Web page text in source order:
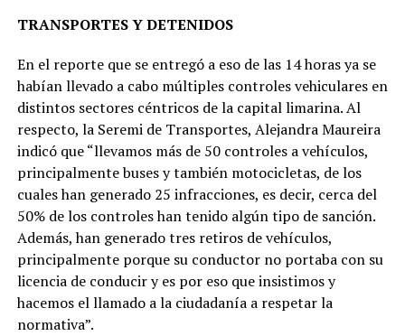
TRANSPORTES Y DETENIDOS
En el reporte que se entregó a eso de las 14 horas ya se
habían llevado a cabo múltiples controles vehiculares en
distintos sectores céntricos de la capital limarina. Al
respecto, la Seremi de Transportes, Alejandra Maureira
indicó que “llevamos más de 50 controles a vehículos,
principalmente buses y también motocicletas, de los
cuales han generado 25 infracciones, es decir, cerca del
50% de los controles han tenido algún tipo de sanción.
Además, han generado tres retiros de vehículos,
principalmente porque su conductor no portaba con su
licencia de conducir y es por eso que insistimos y
hacemos el llamado a la ciudadanía a respetar la
normativa”.